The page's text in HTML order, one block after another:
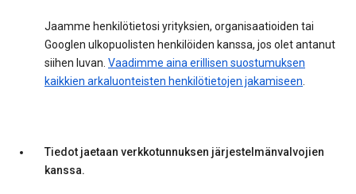
Jaamme henkilötietosi yrityksien, organisaatioiden tai
Googlen ulkopuolisten henkilöiden kanssa, jos olet antanut
siihen luvan. Vaadimme aina erillisen suostumuksen
kaikkien arkaluonteisten henkilötietojen jakamiseen.
Tiedot jaetaan verkkotunnuksen järjestelmänvalvojien
kanssa.